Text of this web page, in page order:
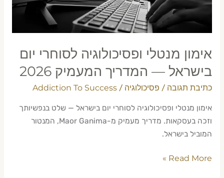
אימון מנטלי ופסיכולוגיה לסוחרי יום
בישראל — המדריך המעמיק 2026
כתיבת תגובה / פסיכולוגיה /
Addiction To Success
אימון מנטלי ופסיכולוגיה לסוחרי יום בישראל — שלט בנפשיותך
וזכה בעסקאות. מדריך מעמיק מ-Maor Ganima, המנטור
המוביל בישראל.
—
המדריך
המעמיק
Read More »